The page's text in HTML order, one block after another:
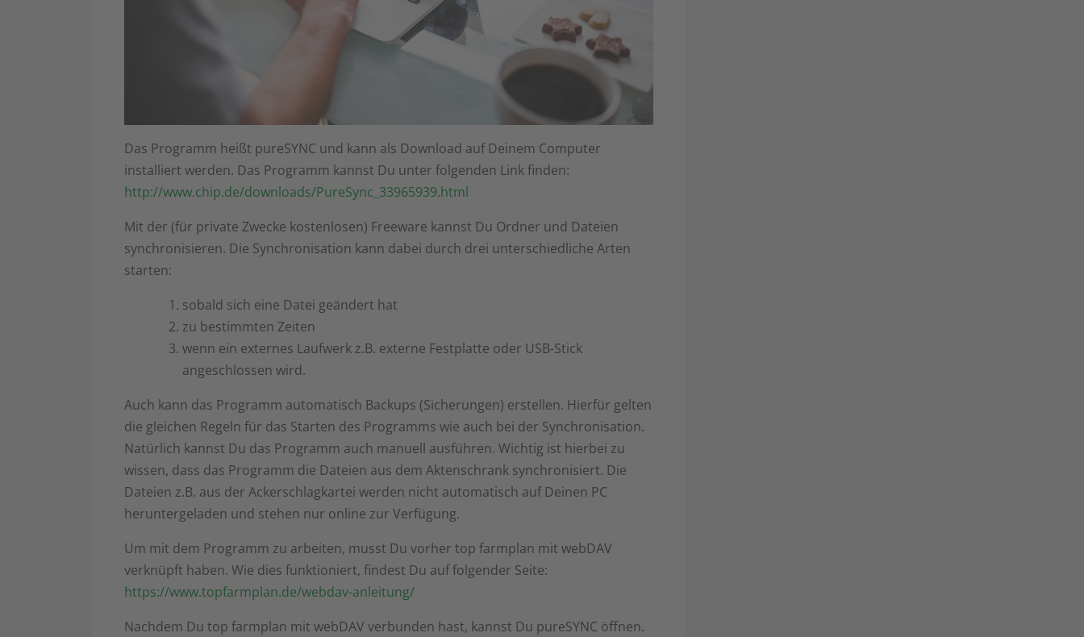
Das Programm heißt pureSYNC und kann als Download auf Deinem Computer
installiert werden. Das Programm kannst Du unter folgenden Link finden:
http://www.chip.de/downloads/PureSync_33965939.html
Mit der (für private Zwecke kostenlosen) Freeware kannst Du Ordner und Dateien
synchronisieren. Die Synchronisation kann dabei durch drei unterschiedliche Arten
starten:
sobald sich eine Datei geändert hat
zu bestimmten Zeiten
wenn ein externes Laufwerk z.B. externe Festplatte oder USB-Stick
angeschlossen wird.
Auch kann das Programm automatisch Backups (Sicherungen) erstellen. Hierfür gelten
die gleichen Regeln für das Starten des Programms wie auch bei der Synchronisation.
Natürlich kannst Du das Programm auch manuell ausführen. Wichtig ist hierbei zu
wissen, dass das Programm die Dateien aus dem Aktenschrank synchronisiert. Die
Dateien z.B. aus der Ackerschlagkartei werden nicht automatisch auf Deinen PC
heruntergeladen und stehen nur online zur Verfügung.
Um mit dem Programm zu arbeiten, musst Du vorher top farmplan mit webDAV
verknüpft haben. Wie dies funktioniert, findest Du auf folgender Seite:
https://www.topfarmplan.de/webdav-anleitung/
Nachdem Du top farmplan mit webDAV verbunden hast, kannst Du pureSYNC öffnen.